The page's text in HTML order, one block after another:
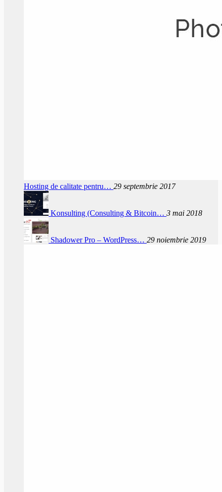
Hosting de calitate pentru… 29 septembrie 2017
Konsulting (Consulting & Bitcoin… 3 mai 2018
Shadower Pro – WordPress… 29 noiembrie 2019